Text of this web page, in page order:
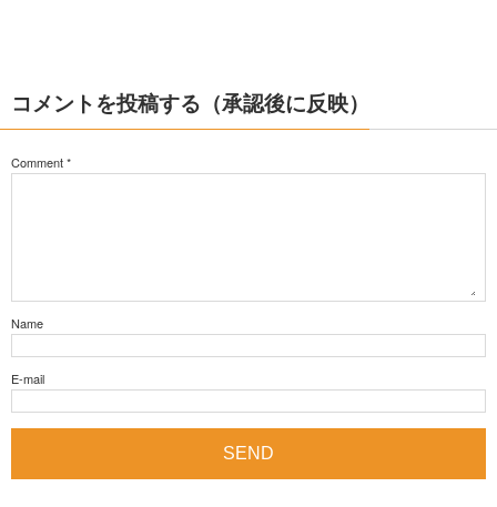
コメントを投稿する（承認後に反映）
Comment*
Name
E-mail